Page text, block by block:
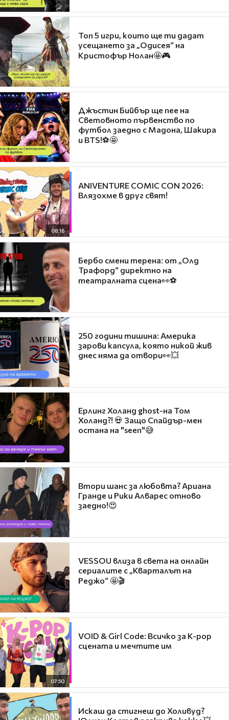
Топ 5 игри, които ще ти дадат
усещането за „Одисея“ на
Кристофър Нолан🤩🎮
Джъстин Бийбър ще пее на
Световното първенство по
футбол заедно с Мадона, Шакира
и BTS!⚽🤩
08:16
ANIVENTURE COMIC CON 2026:
Влязохме в друг свят!
Бербо смени терена: от „Олд
Трафорд“ директно на
театралната сцена👀⚽
250 години тишина: Америка
зарови капсула, която никой жив
днес няма да отвори👀💥
Ерлинг Холанд ghost-на Том
Холанд?! 💀 Защо Спайдър-мен
остана на "seen"😅
Втори шанс за любовта? Ариана
Гранде и Рики Алварес отново
заедно!😍
VESSOU влиза в света на онлайн
сериалите с „Кварталът на
Реджо“ 🤩🎬
07:50
VOID & Girl Code: Всичко за K-pop
сцената и мечтите им
Искаш да стигнеш до Холивуд?